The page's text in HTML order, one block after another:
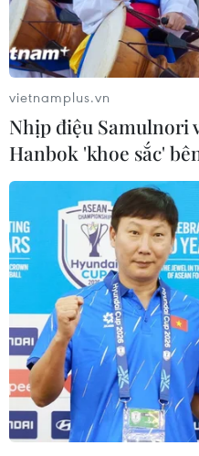
Bình Định vận
đến trường để đảm
25/11/2021 06:47
Nhiều phụ huynh chưa
vì có nhiều em chưa tiêm
lắng, bên cạnh đó có một
phong tỏa chưa thể đến
vietnamplus.vn
Nhịp điệu Samulnori
Hanbok 'khoe sắc'